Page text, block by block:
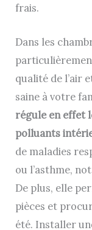
frais.
Dans les
qualité de l’air
saine à votre
régule en effet
polluants
de maladies
ou l’asthme,
De plus, elle
pièces et
été. Installer